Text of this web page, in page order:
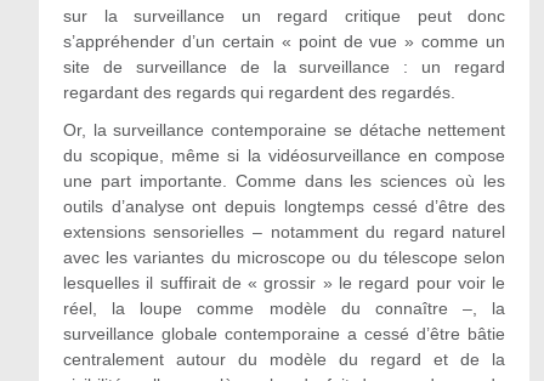
sur la surveillance un regard critique peut donc
s’appréhender d’un certain « point de vue » comme un
site de surveillance de la surveillance : un regard
regardant des regards qui regardent des regardés.
Or, la surveillance contemporaine se détache nettement
du scopique, même si la vidéosurveillance en compose
une part importante. Comme dans les sciences où les
outils d’analyse ont depuis longtemps cessé d’être des
extensions sensorielles – notamment du regard naturel
avec les variantes du microscope ou du télescope selon
lesquelles il suffirait de « grossir » le regard pour voir le
réel, la loupe comme modèle du connaître –, la
surveillance globale contemporaine a cessé d’être bâtie
centralement autour du modèle du regard et de la